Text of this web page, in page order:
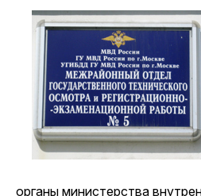
органы министерства